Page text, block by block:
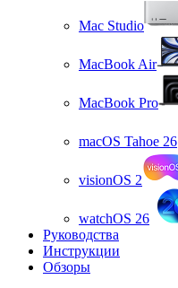
Mac Studio
MacBook Air
MacBook Pro
macOS Tahoe 26
visionOS 2
watchOS 26
Руководства
Инструкции
Обзоры